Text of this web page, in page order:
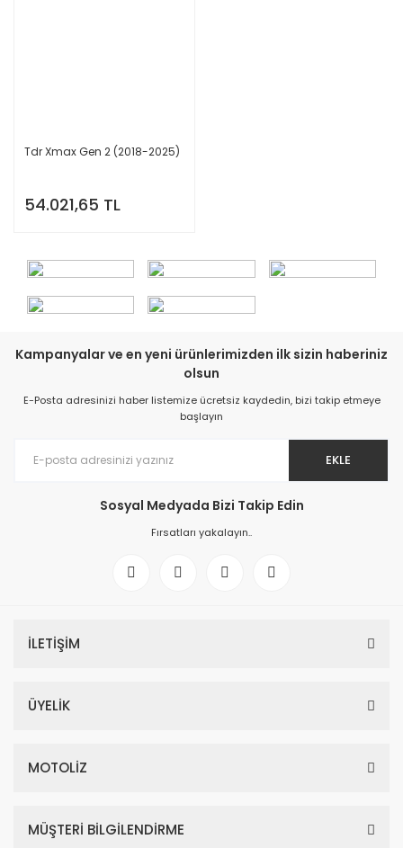
Tdr Xmax Gen 2 (2018-2025)
54.021,65 TL
Kampanyalar ve en yeni ürünlerimizden ilk sizin haberiniz
olsun
E-Posta adresinizi haber listemize ücretsiz kaydedin, bizi takip etmeye
başlayın
EKLE
Sosyal Medyada Bizi Takip Edin
Fırsatları yakalayın..
İLETİŞİM
ÜYELİK
MOTOLİZ
MÜŞTERİ BİLGİLENDİRME